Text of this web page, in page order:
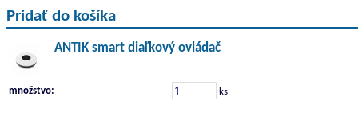
Pridať do košíka
ANTIK smart diaľkový ovládač
množstvo: ks